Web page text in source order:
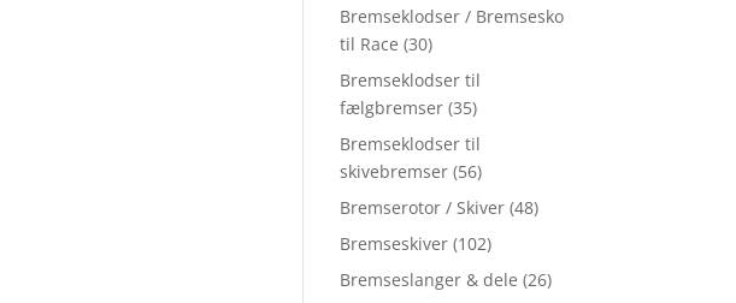
Bremseklodser / Bremsesko
til Race (30)
Bremseklodser til
fælgbremser (35)
Bremseklodser til
skivebremser (56)
Bremserotor / Skiver (48)
Bremseskiver (102)
Bremseslanger & dele (26)